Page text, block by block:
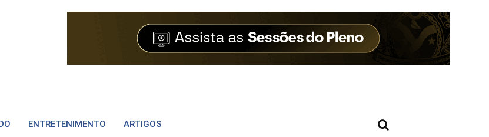
ENTRETENIMENTO ARTIGOS